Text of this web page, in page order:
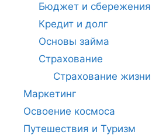
Бюджет и сбережения
Кредит и долг
Основы займа
Страхование
Страхование жизни
Маркетинг
Освоение космоса
Путешествия и Туризм